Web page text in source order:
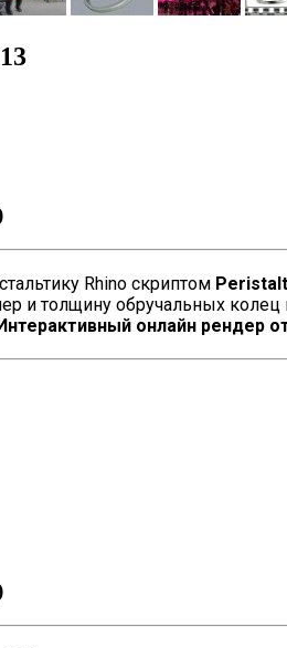
Rhino скриптом
и толщину обручальных колец
онлайн рендер